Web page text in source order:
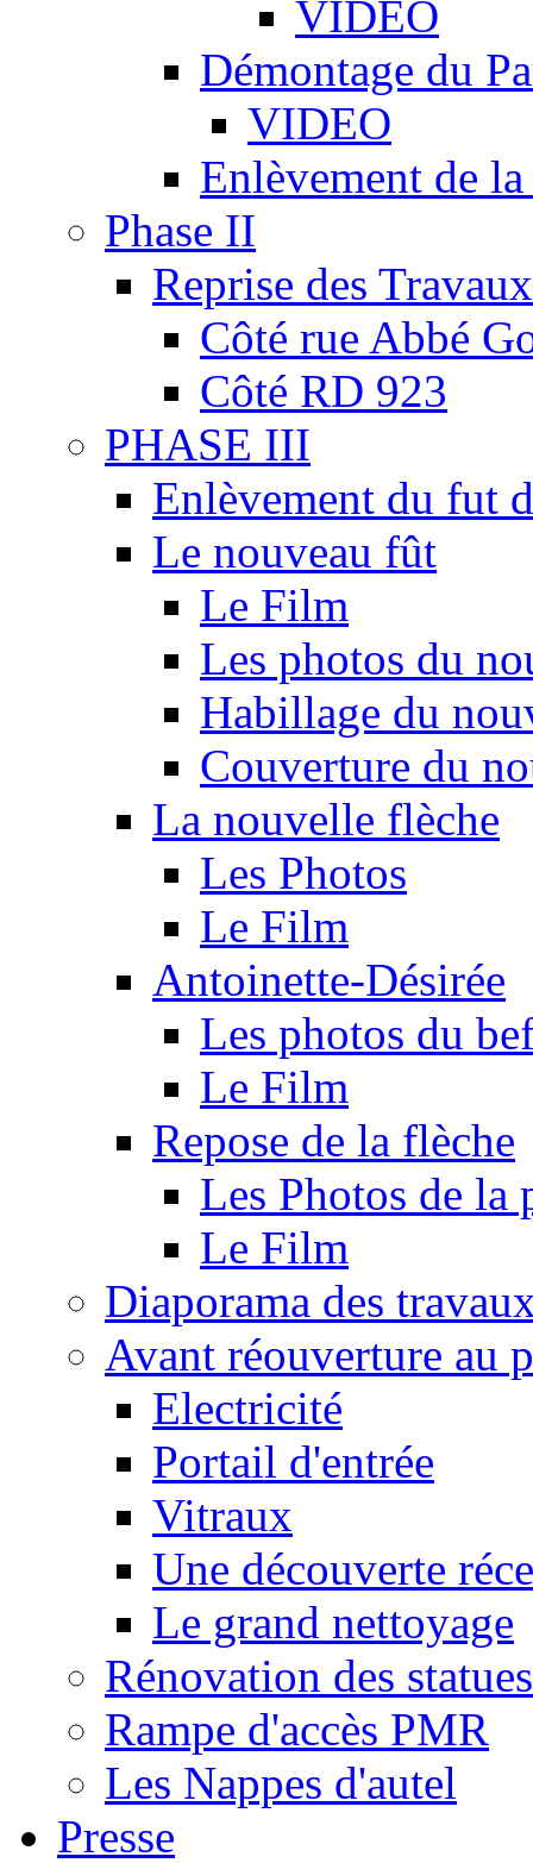
VIDEO
Démontage du
VIDEO
Enlèvement de
Phase II
Reprise des Travaux
Côté rue Abbé
Côté RD 923
PHASE III
Enlèvement du fut
Le nouveau fût
Le Film
Les photos du
Habillage du
Couverture du
La nouvelle flèche
Les Photos
Le Film
Antoinette-Désirée
Les photos du
Le Film
Repose de la flèche
Les Photos de la
Le Film
Diaporama des
Avant réouverture au
Electricité
Portail d'entrée
Vitraux
Une découverte
Le grand nettoyage
Rénovation des statues
Rampe d'accès PMR
Les Nappes d'autel
Presse